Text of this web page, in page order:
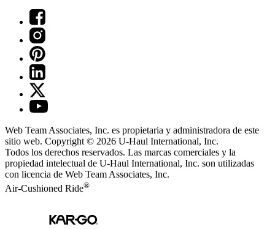
Web Team Associates, Inc. es propietaria y administradora de este
sitio web. Copyright © 2026 U-Haul International, Inc.
Todos los derechos reservados. Las marcas comerciales y la
propiedad intelectual de U-Haul International, Inc. son utilizadas
con licencia de Web Team Associates, Inc.
Air-Cushioned Ride®